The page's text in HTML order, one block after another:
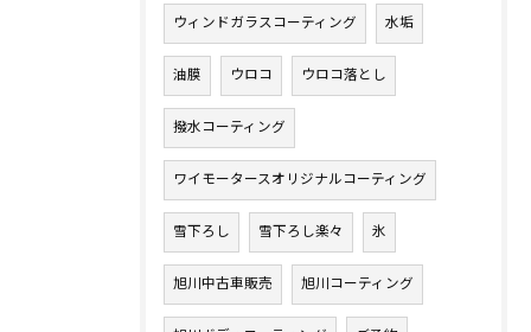
ウィンドガラスコーティング 水垢
油膜 ウロコ ウロコ落とし
撥水コーティング
ワイモータースオリジナルコーティング
雪下ろし 雪下ろし楽々 氷
旭川中古車販売 旭川コーティング